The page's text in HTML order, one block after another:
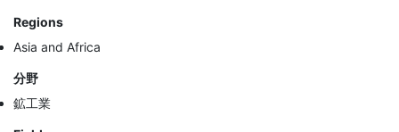
Regions
Asia and Africa
分野
鉱工業